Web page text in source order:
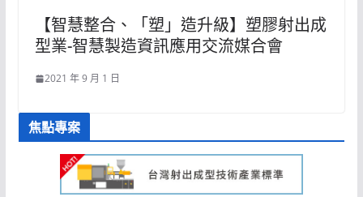
【智慧整合、「塑」造升級】塑膠射出成
型業-智慧製造資訊應用交流媒合會
2021 年 9 月 1 日
焦點專案